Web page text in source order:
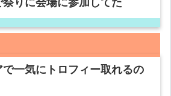
りに会場に参加してた
一気にトロフィー取れるの